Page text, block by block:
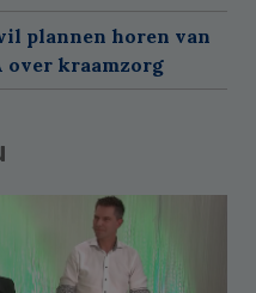
plannen horen van
over kraamzorg